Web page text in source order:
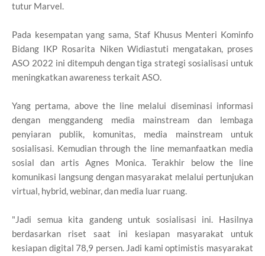
tutur Marvel.
Pada kesempatan yang sama, Staf Khusus Menteri Kominfo
Bidang IKP Rosarita Niken Widiastuti mengatakan, proses
ASO 2022 ini ditempuh dengan tiga strategi sosialisasi untuk
meningkatkan awareness terkait ASO.
Yang pertama, above the line melalui diseminasi informasi
dengan menggandeng media mainstream dan lembaga
penyiaran publik, komunitas, media mainstream untuk
sosialisasi. Kemudian through the line memanfaatkan media
sosial dan artis Agnes Monica. Terakhir below the line
komunikasi langsung dengan masyarakat melalui pertunjukan
virtual, hybrid, webinar, dan media luar ruang.
"Jadi semua kita gandeng untuk sosialisasi ini. Hasilnya
berdasarkan riset saat ini kesiapan masyarakat untuk
kesiapan digital 78,9 persen. Jadi kami optimistis masyarakat